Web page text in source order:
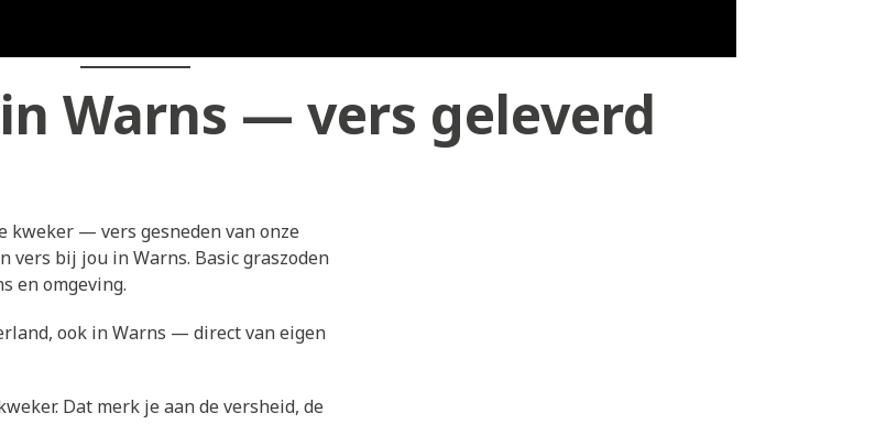
Warns — vers geleverd
kweker — vers gesneden van onze
vers bij jou in Warns. Basic graszoden
en omgeving.
ook in Warns — direct van eigen
Dat merk je aan de versheid, de